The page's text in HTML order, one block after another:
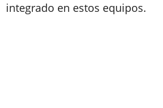
integrado en estos equipos.